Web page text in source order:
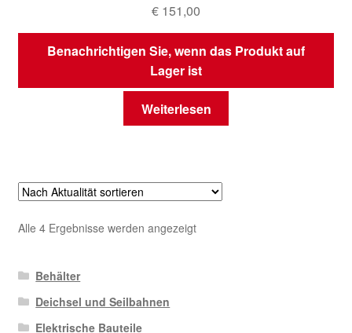
€ 151,00
Benachrichtigen Sie, wenn das Produkt auf
Lager ist
Weiterlesen
Alle 4 Ergebnisse werden angezeigtNach
Behälter
Deichsel und Seilbahnen
Elektrische Bauteile